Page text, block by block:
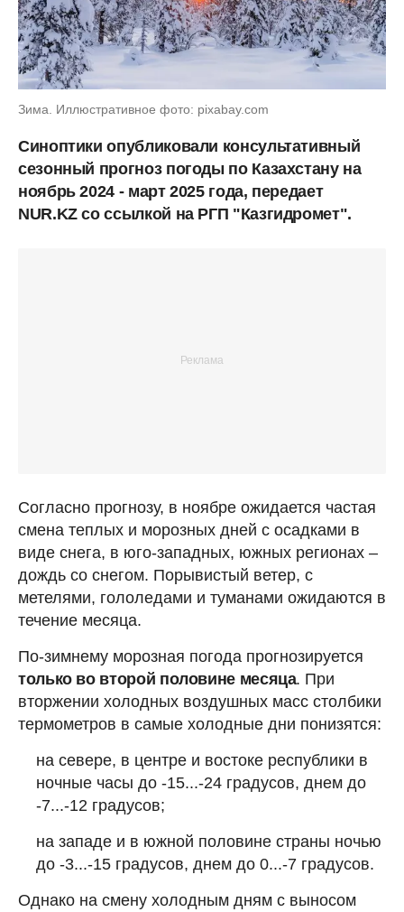
Зима. Иллюстративное фото: pixabay.com
Синоптики опубликовали консультативный
сезонный прогноз погоды по Казахстану на
ноябрь 2024 - март 2025 года, передает
NUR.KZ со ссылкой на РГП "Казгидромет".
Согласно прогнозу, в ноябре ожидается частая
смена теплых и морозных дней с осадками в
виде снега, в юго-западных, южных регионах –
дождь со снегом. Порывистый ветер, с
метелями, гололедами и туманами ожидаются в
течение месяца.
По-зимнему морозная погода прогнозируется
только во второй половине месяца. При
вторжении холодных воздушных масс столбики
термометров в самые холодные дни понизятся:
на севере, в центре и востоке республики в
ночные часы до -15...-24 градусов, днем до
-7...-12 градусов;
на западе и в южной половине страны ночью
до -3...-15 градусов, днем до 0...-7 градусов.
Однако на смену холодным дням с выносом